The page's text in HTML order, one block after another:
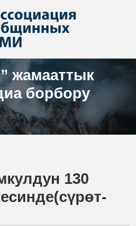
жамааттык
борбору
130